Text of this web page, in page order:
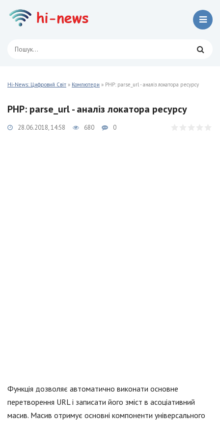
Hi-News: Цифровий Світ » Компютери » PHP: parse_url - аналіз локатора ресурсу
PHP: parse_url - аналіз локатора ресурсу
28.06.2018, 14:58 680 0
Функція дозволяє автоматично виконати основне
перетворення URL і записати його зміст в асоціативний
масив. Масив отримує основні компоненти універсального